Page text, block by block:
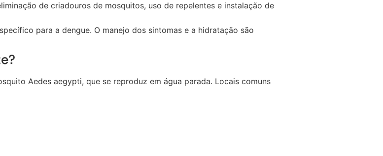
de criadouros de mosquitos, uso de repelentes e instalação de
para a dengue. O manejo dos sintomas e a hidratação são
Aedes aegypti, que se reproduz em água parada. Locais comuns